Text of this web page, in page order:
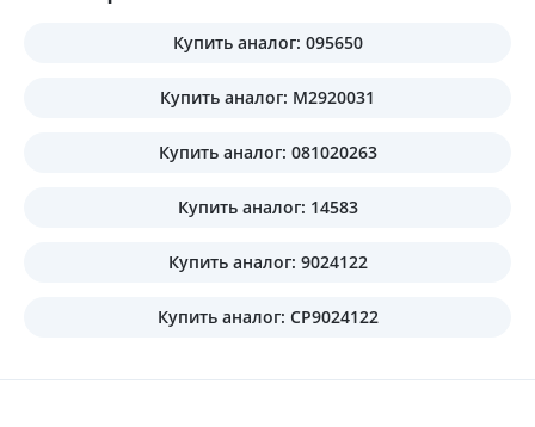
Купить аналог: 095650
Купить аналог: M2920031
Купить аналог: 081020263
Купить аналог: 14583
Купить аналог: 9024122
Купить аналог: CP9024122